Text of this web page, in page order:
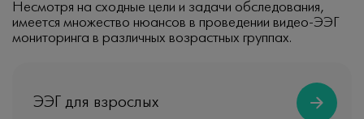
Несмотря на сходные цели и задачи обследования,
имеется множество нюансов в проведении видео-ЭЭГ
мониторинга в различных возрастных группах.
ЭЭГ для взрослых